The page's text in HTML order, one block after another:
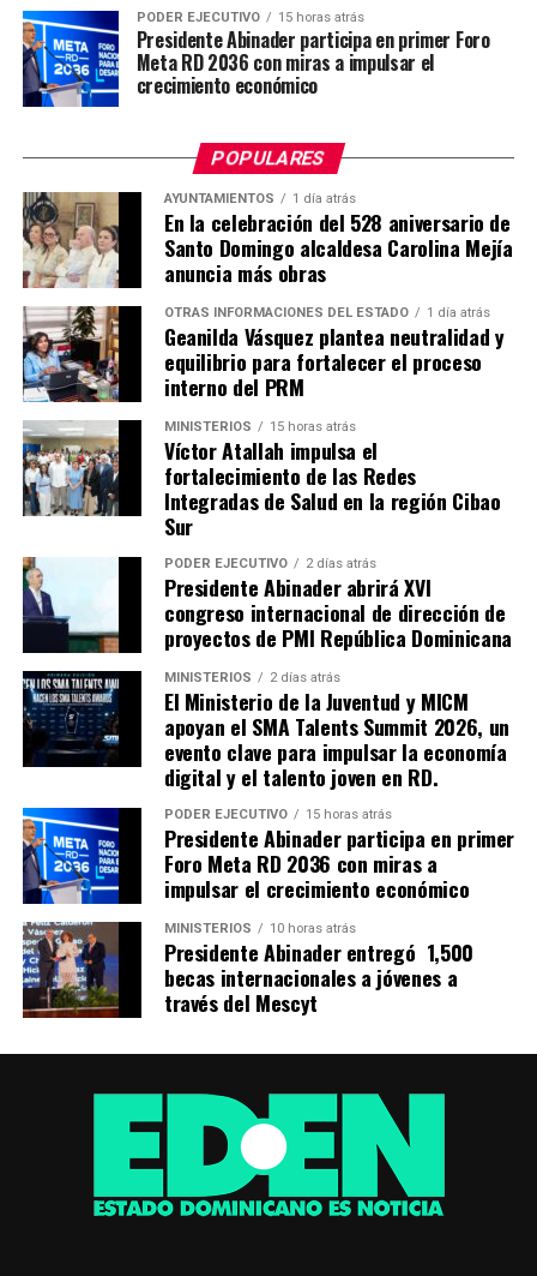
PODER EJECUTIVO 15 horas atrás
Presidente Abinader participa en primer Foro
Meta RD 2036 con miras a impulsar el
crecimiento económico
POPULARES
AYUNTAMIENTOS 1 día atrás
En la celebración del 528 aniversario de
Santo Domingo alcaldesa Carolina Mejía
anuncia más obras
OTRAS INFORMACIONES DEL ESTADO 1 día atrás
Geanilda Vásquez plantea neutralidad y
equilibrio para fortalecer el proceso
interno del PRM
MINISTERIOS 15 horas atrás
Víctor Atallah impulsa el
fortalecimiento de las Redes
Integradas de Salud en la región Cibao
Sur
PODER EJECUTIVO 2 días atrás
Presidente Abinader abrirá XVI
congreso internacional de dirección de
proyectos de PMI República Dominicana
MINISTERIOS 2 días atrás
El Ministerio de la Juventud y MICM
apoyan el SMA Talents Summit 2026, un
evento clave para impulsar la economía
digital y el talento joven en RD.
PODER EJECUTIVO 15 horas atrás
Presidente Abinader participa en primer
Foro Meta RD 2036 con miras a
impulsar el crecimiento económico
MINISTERIOS 10 horas atrás
Presidente Abinader entregó 1,500
becas internacionales a jóvenes a
través del Mescyt